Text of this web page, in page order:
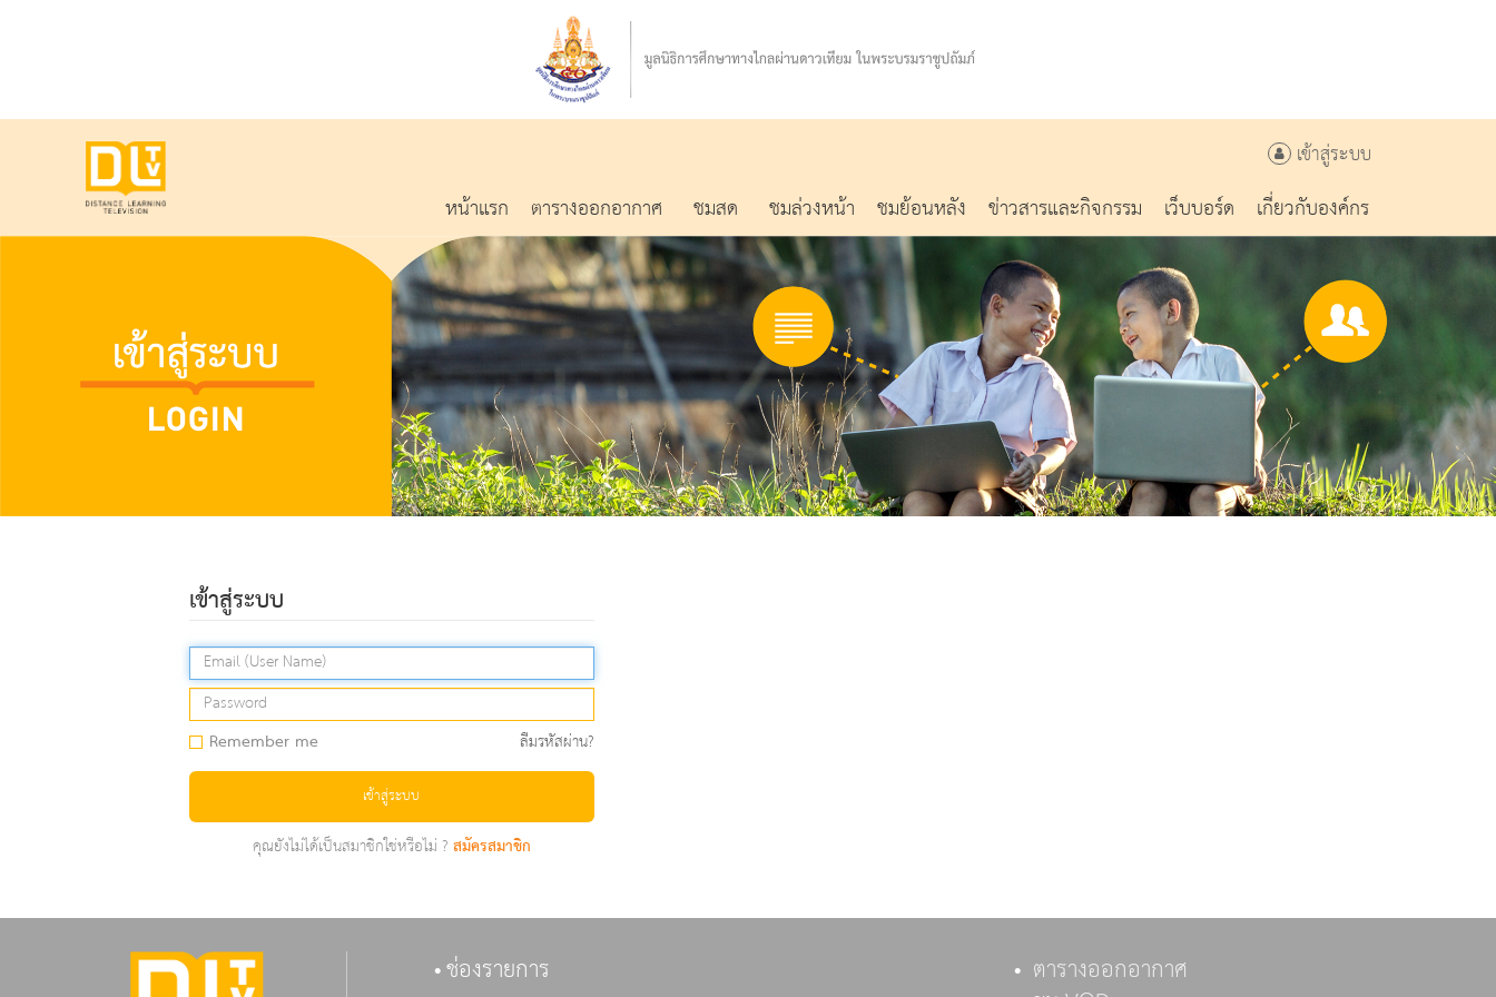
เข้าสู่ระบบ
หน้าแรก ตารางออกอากาศ ชมสด ชมล่วงหน้า ชมย้อนหลัง ข่าวสารและกิจกรรม เว็บบอร์ด เกี่ยวกับองค์กร
เข้าสู่ระบบ
Remember me ลืมรหัสผ่าน?
เข้าสู่ระบบ
คุณยังไม่ได้เป็นสมาชิกใช่หรือไม่ ?สมัครสมาชิก
ช่องรายการ ตารางออกอากาศ